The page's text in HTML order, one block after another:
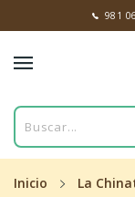
981
Inicio La